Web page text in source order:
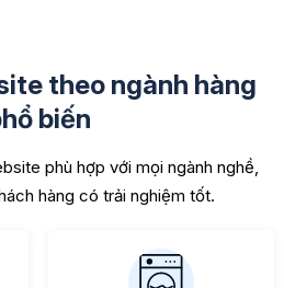
theo ngành hàng
biến
phù hợp với mọi ngành nghề,
hàng có trải nghiệm tốt.